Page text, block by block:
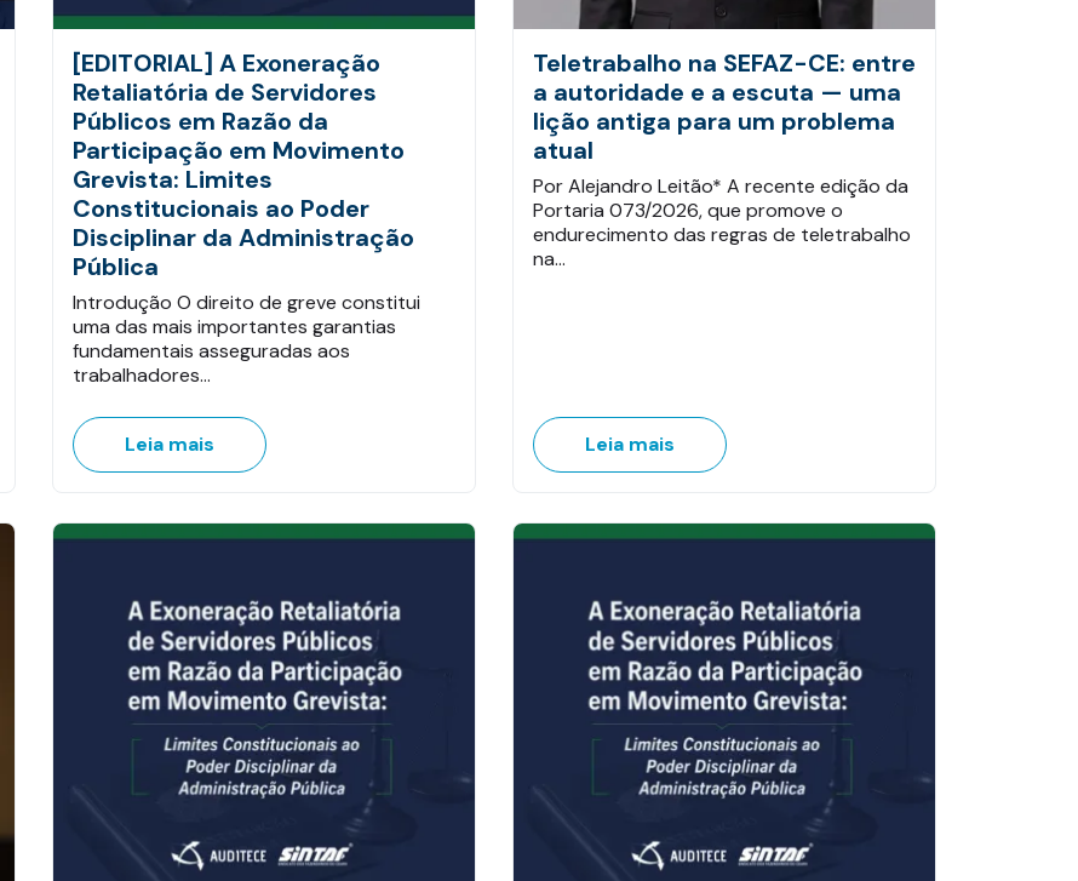
[EDITORIAL] A Exoneração
Retaliatória de Servidores
Públicos em Razão da
Participação em Movimento
Grevista: Limites
Constitucionais ao Poder
Disciplinar da Administração
Pública
Introdução O direito de greve constitui
uma das mais importantes garantias
fundamentais asseguradas aos
trabalhadores…
Leia mais
Teletrabalho na SEFAZ-CE: entre
a autoridade e a escuta — uma
lição antiga para um problema
atual
Por Alejandro Leitão* A recente edição da
Portaria 073/2026, que promove o
endurecimento das regras de teletrabalho
na…
Leia mais